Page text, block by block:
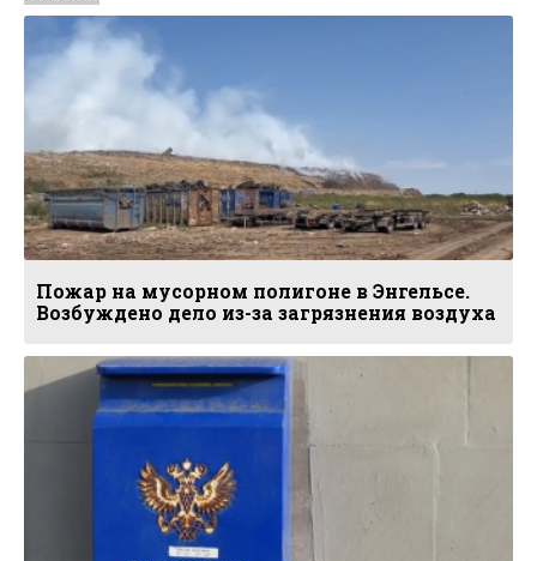
Пожар на мусорном полигоне в Энгельсе.
Возбуждено дело из-за загрязнения воздуха